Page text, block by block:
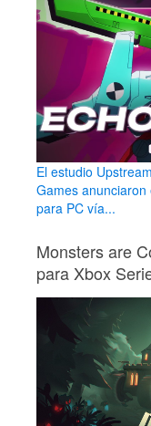
El estudio
Games
para PC vía...
Monsters are
para Xbox